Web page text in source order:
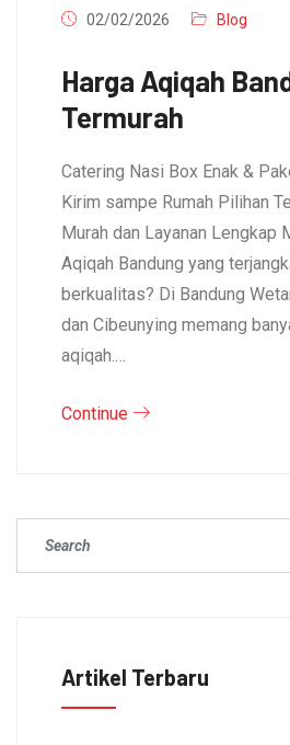
02/02/2026
Blog
Harga Aqiqah
Termurah
Catering Nasi Box Enak &
Kirim sampe Rumah Pilihan
Murah dan Layanan Lengkap
Aqiqah Bandung yang
berkualitas? Di Bandung
dan Cibeunying memang
aqiqah.…
Continue
Artikel Terbaru